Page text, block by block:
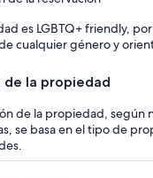
es LGBTQ+ friendly,
cualquier género y
de la propiedad
de la propiedad, según
se basa en el tipo de